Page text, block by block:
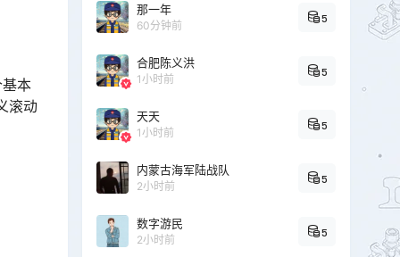
本
滚动
那一年
60分钟前
5
合肥陈义洪
1小时前
5
天天
1小时前
5
内蒙古海军陆战队
2小时前
5
数字游民
2小时前
5